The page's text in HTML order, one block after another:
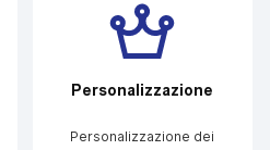
Personalizzazione
Personalizzazione dei